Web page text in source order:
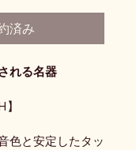
済み
れる名器
色と安定したタッ